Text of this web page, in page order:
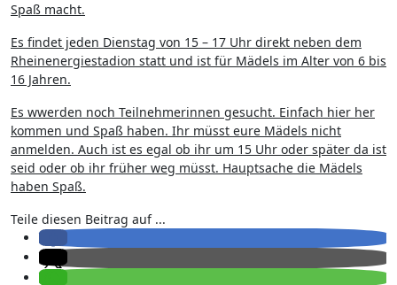
Spaß macht.
Es findet jeden Dienstag von 15 – 17 Uhr direkt neben dem
Rheinenergiestadion statt und ist für Mädels im Alter von 6 bis
16 Jahren.
Es wwerden noch Teilnehmerinnen gesucht. Einfach hier her
kommen und Spaß haben. Ihr müsst eure Mädels nicht
anmelden. Auch ist es egal ob ihr um 15 Uhr oder später da ist
seid oder ob ihr früher weg müsst. Hauptsache die Mädels
haben Spaß.
Teile diesen Beitrag auf ...